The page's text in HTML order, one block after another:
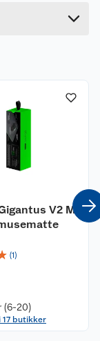
design
for
ennå.
V2 M
(1)
(6-20)
17 butikker